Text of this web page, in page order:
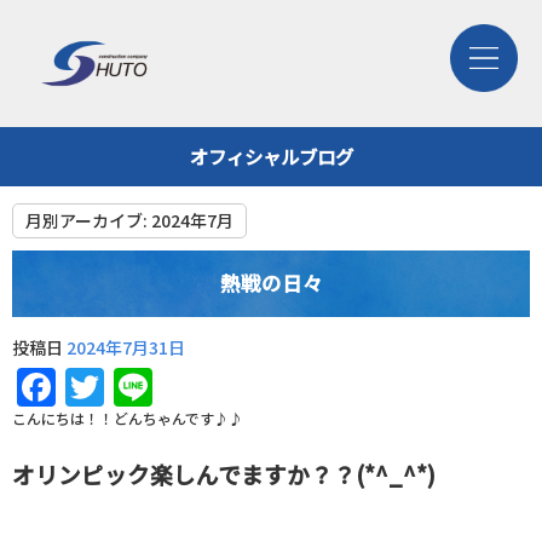
オフィシャルブログ
月別アーカイブ: 2024年7月
熱戦の日々
投稿日 2024年7月31日
Facebook
Twitter
こんにちは！！どんちゃんです♪♪
オリンピック楽しんでますか？？(*^_^*)